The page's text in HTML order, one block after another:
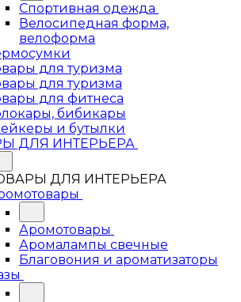
Спортивная одежда
Велосипедная форма,
велоформа
для туризма
для туризма
для фитнеса
бибикары
и бутылки
ДЛЯ ИНТЕРЬЕРА
ДЛЯ ИНТЕРЬЕРА
Аромотовары
Аромалампы свечные
Благовония и ароматизаторы